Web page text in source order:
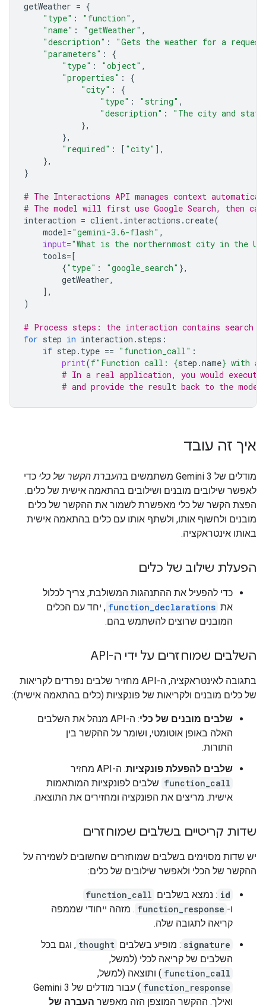
getWeather = {
"type" : "function" ,
"name" : "getWeather" ,
"description" :
"Gets the weather for a
"parameters" :
{
"type" : "object" ,
"properties" :
{
"city" :
{
"type" : "string" ,
"description" :
"The city and
},
},
"required" : [ "city" ],
},
}
# The Interactions API manages context
# The model will first use Google Search, then
interaction = client. interactions .create(
model="gemini-3.6-flash" ,
input="What is the northernmost city in the
tools=[
{"type" : "google_search" },
getWeather,
],
)
# Process steps: the interaction contains search
for step in interaction . steps :
if step . type == "function_call" :
print(f"Function call: {step .name} with
# In a real application, you would
# and provide the result back to the
איך זה עובד
מודלים של Gemini 3 משתמשים ב העברת הקשר של כלי כדי
לאפשר שילובים מובנים ושילובים בהתאמה אישית של כלים.
הפצת הקשר של כלי מאפשרת לשמור את ההקשר של כלים
מובנים ולחשוף אותו, ולשתף אותו עם כלים בהתאמה אישית
באותו אינטראקציה.
הפעלת שילוב של כלים
כדי להפעיל את ההתנהגות המשולבת, צריך לכלול
את function_declarations , יחד עם הכלים
המובנים שרוצים להשתמש בהם.
השלבים שמוחזרים על ידי ה-API
בתגובה לאינטראקציה, ה-API מחזיר שלבים נפרדים לקריאות
של כלים מובנים ולקריאות של פונקציות (כלים בהתאמה אישית):
שלבים מובנים של כלי
: ה-API מנהל את השלבים
האלה באופן אוטומטי, ושומר על ההקשר בין
התורות.
שלבים להפעלת פונקציות: ה-API מחזיר
function_call שלבים לפונקציות המותאמות
אישית. מריצים את הפונקציה ומחזירים את התוצאה.
שדות קריטיים בשלבים שמוחזרים
יש שדות מסוימים בשלבים שמוחזרים שחשובים לשמירה על
ההקשר של הכלי ולאפשר שילובים של כלים:
id : נמצא בשלבים function_call
ו- function_response . מזהה ייחודי שממפה
קריאה לתגובה שלה.
signature : מופיע בשלבים thought , וגם בכל
השלבים של קריאה לכלי (למשל,
function_call ) ותוצאה (למשל,
function_response
) עבור מודלים של Gemini 3
ואילך. ההקשר המוצפן הזה מאפשר העברה של